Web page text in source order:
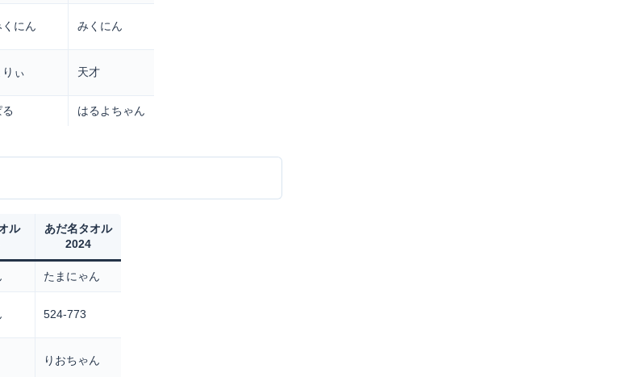
くにん みくにん
りぃ 天才
はるよちゃん
ル
あだ名タオル
2024
たまにゃん
524-773
りおちゃん